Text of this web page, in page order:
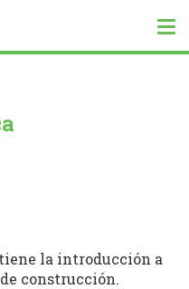
la introducción a
de construcción.